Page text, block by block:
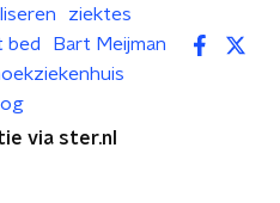
ziektes
bed
Bart Meijman
via ster.nl